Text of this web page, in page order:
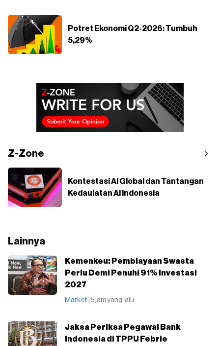
Potret Ekonomi Q2-2026: Tumbuh
5,29%
Z-Zone
Kontestasi AI Global dan Tantangan
Kedaulatan AI Indonesia
Lainnya
⁠Kemenkeu: Pembiayaan Swasta
Perlu Demi Penuhi 91% Investasi
2027
Market | 5 jam yang lalu
Jaksa Periksa Pegawai Bank
Indonesia di TPPU Febrie